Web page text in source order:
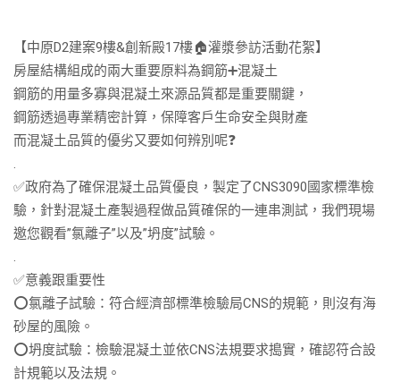
【中原D2建案9樓&創新殿17樓🏠灌漿參訪活動花絮】
房屋結構組成的兩大重要原料為鋼筋➕混凝土
鋼筋的用量多寡與混凝土來源品質都是重要關鍵，
鋼筋透過專業精密計算，保障客戶生命安全與財產
而混凝土品質的優劣又要如何辨別呢❓
.
✅政府為了確保混凝土品質優良，製定了CNS3090國家標準檢
驗，針對混凝土產製過程做品質確保的一連串測試，我們現場
邀您觀看”氯離子”以及”坍度”試驗。
.
✅意義跟重要性
⭕氯離子試驗：符合經濟部標準檢驗局CNS的規範，則沒有海
砂屋的風險。
⭕坍度試驗：檢驗混凝土並依CNS法規要求搗實，確認符合設
計規範以及法規。